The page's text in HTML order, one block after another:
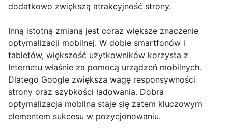
dodatkowo zwiększą atrakcyjność strony.
Inną istotną zmianą jest coraz większe znaczenie
optymalizacji mobilnej. W dobie smartfonów i
tabletów, większość użytkowników korzysta z
Internetu właśnie za pomocą urządzeń mobilnych.
Dlatego Google zwiększa wagę responsywności
strony oraz szybkości ładowania. Dobra
optymalizacja mobilna staje się zatem kluczowym
elementem sukcesu w pozycjonowaniu.